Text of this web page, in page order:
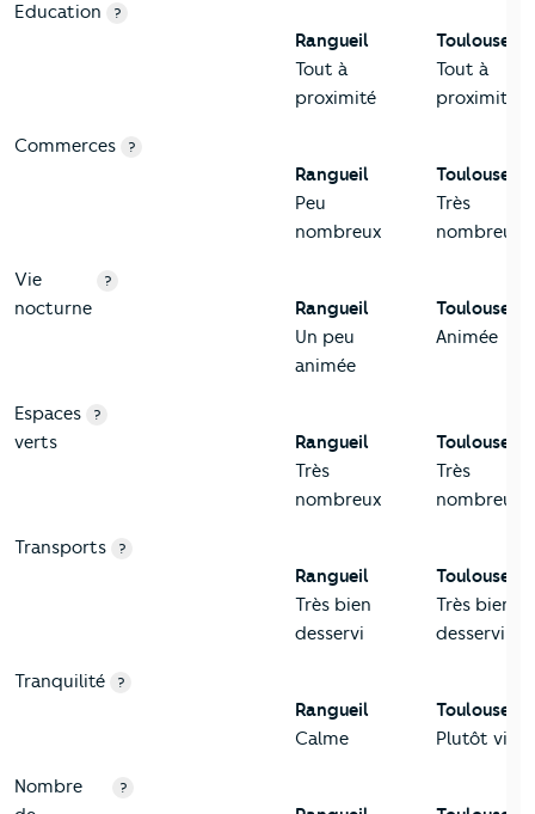
Education ?
Rangueil
Tout à
proximité
Toulouse
Tout à
proximité
Commerces ?
Rangueil
Peu
nombreux
Toulouse
Très
nombreux
Vie
nocturne
?
Rangueil
Un peu
animée
Toulouse
Animée
Espaces
verts
?
Rangueil
Très
nombreux
Toulouse
Très
nombreux
Transports ?
Rangueil
Très bien
desservi
Toulouse
Très bien
desservi
Tranquilité ?
Rangueil
Calme
Toulouse
Plutôt
Nombre
?